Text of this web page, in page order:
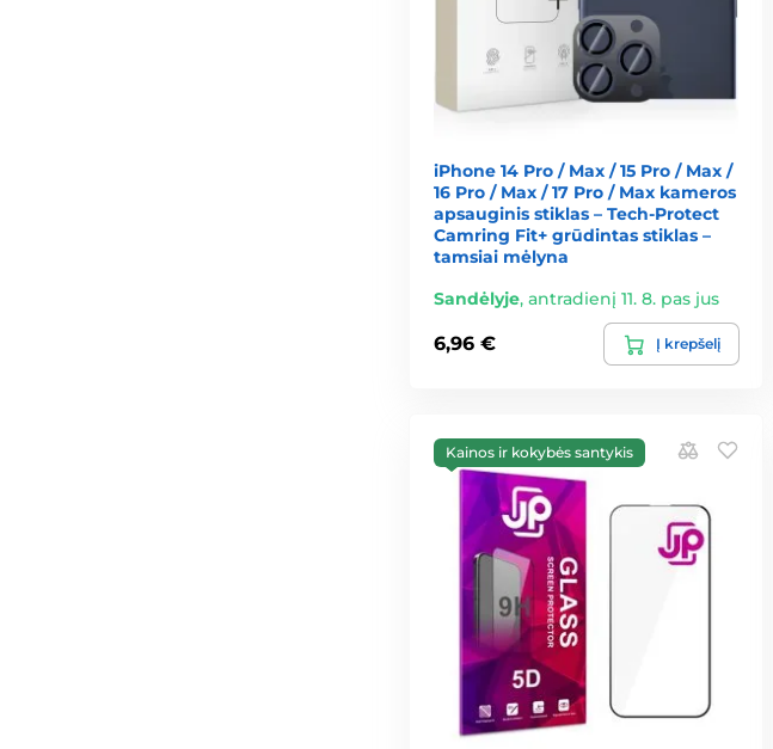
iPhone 14 Pro / Max / 15 Pro / Max /
16 Pro / Max / 17 Pro / Max kameros
apsauginis stiklas – Tech-Protect
Camring Fit+ grūdintas stiklas –
tamsiai mėlyna
Sandėlyje, antradienį 11. 8. pas jus
6,96 € Į krepšelį
Kainos ir kokybės santykis